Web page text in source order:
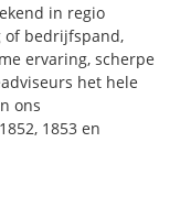
in regio
of bedrijfspand,
ervaring, scherpe
het hele
ons
1853 en